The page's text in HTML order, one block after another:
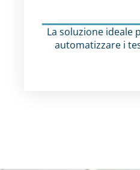
La soluzione ideale
automatizzare i